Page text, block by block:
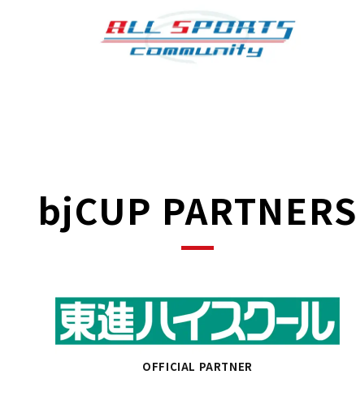
bjCUP PARTNERS
OFFICIAL PARTNER